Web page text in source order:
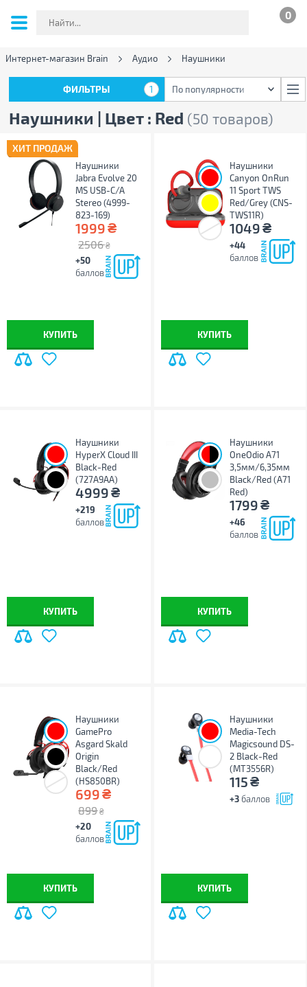
0
Интернет-магазин Brain Аудио Наушники
Наушники | Цвет : Red (50 товаров)
ФИЛЬТРЫ 1 По популярности
ХИТ ПРОДАЖ
Наушники
Jabra Evolve 20
MS USB-C/A
Stereo (4999-
823-169)
1999₴
2506 ₴
+50
баллов
КУПИТЬ
Наушники
Canyon OnRun
11 Sport TWS
Red/Grey (CNS-
TWS11R)
1049₴
+44
баллов
КУПИТЬ
Наушники
HyperX Cloud III
Black-Red
(727A9AA)
4999₴
+219
баллов
КУПИТЬ
Наушники
OneOdio A71
3,5мм/6,35мм
Black/Red (A71
Red)
1799₴
+46
баллов
КУПИТЬ
Наушники
GamePro
Asgard Skald
Origin
Black/Red
(HS850BR)
699₴
899 ₴
+20
баллов
КУПИТЬ
Наушники
Media-Tech
Magicsound DS-
2 Black-Red
(MT3556R)
115₴
+3 баллов
КУПИТЬ
ФИЛЬТРЫ 1 По популярности